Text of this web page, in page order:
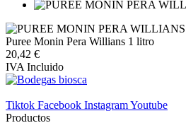
Puree Monin Pera Willians 1 litro
20,42 €
IVA Incluido
Tiktok Facebook InstagramYoutube
Productos